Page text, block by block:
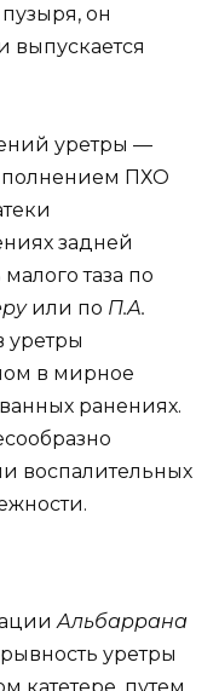
он
выпускается
уретры —
ПХО
задней
таза по
или по П.А.
в мирное
ранениях.
воспалительных
Альбаррана
уретры